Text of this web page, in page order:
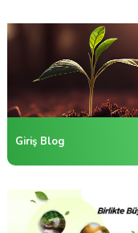
Giriş Blog